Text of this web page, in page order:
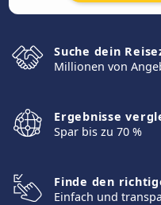
Suche dein
Millionen von
Ergebnisse
Spar bis zu 70 %
Finde den
Einfach und